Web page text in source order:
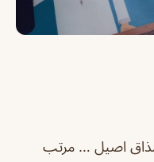
اصيل … مرتب